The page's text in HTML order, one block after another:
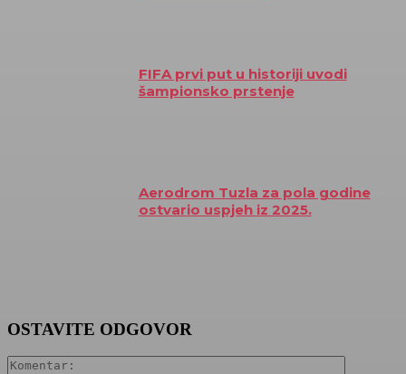
FIFA prvi put u historiji uvodi
šampionsko prstenje
Aerodrom Tuzla za pola godine
ostvario uspjeh iz 2025.
OSTAVITE ODGOVOR